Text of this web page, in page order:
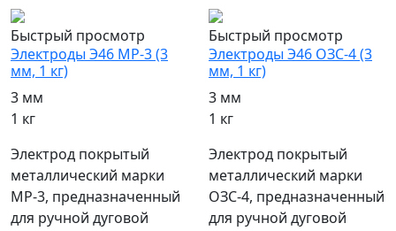
Быстрый просмотр
Электроды Э46 МР-3 (3
мм, 1 кг)
3 мм
1 кг
Электрод покрытый
металлический марки
МР-3, предназначенный
для ручной дуговой
Быстрый просмотр
Электроды Э46 ОЗС-4 (3
мм, 1 кг)
3 мм
1 кг
Электрод покрытый
металлический марки
ОЗС-4, предназначенный
для ручной дуговой